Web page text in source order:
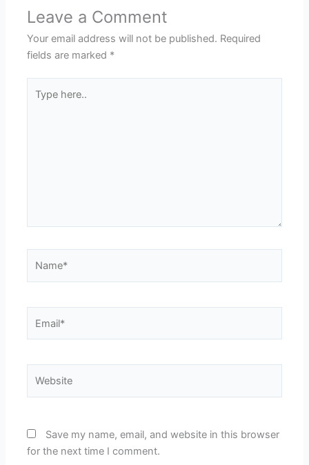
Leave a Comment
Your email address will not be published. Required
fields are marked *
here..
Save my name, email, and website in this browser
for the next time I comment.